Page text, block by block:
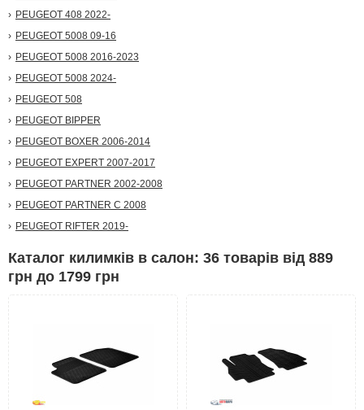
PEUGEOT 408 2022-
PEUGEOT 5008 09-16
PEUGEOT 5008 2016-2023
PEUGEOT 5008 2024-
PEUGEOT 508
PEUGEOT BIPPER
PEUGEOT BOXER 2006-2014
PEUGEOT EXPERT 2007-2017
PEUGEOT PARTNER 2002-2008
PEUGEOT PARTNER С 2008
PEUGEOT RIFTER 2019-
Каталог килимків в салон: 36 товарів від 889
грн до 1799 грн